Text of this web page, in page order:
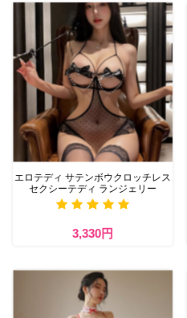
エロテディ サテンボウクロッチレス
セクシーテディ ランジェリー
3,330円